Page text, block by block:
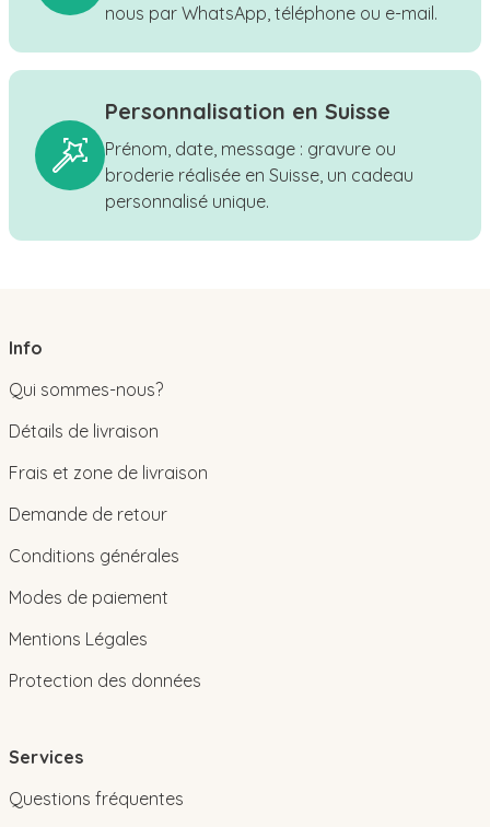
nous par WhatsApp, téléphone ou e-mail.
Personnalisation en Suisse
Prénom, date, message : gravure ou
broderie réalisée en Suisse, un cadeau
personnalisé unique.
Info
Qui sommes-nous?
Détails de livraison
Frais et zone de livraison
Demande de retour
Conditions générales
Modes de paiement
Mentions Légales
Protection des données
Services
Questions fréquentes